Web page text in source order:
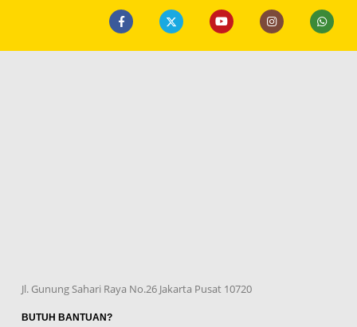
Jl. Gunung Sahari Raya No.26 Jakarta Pusat 10720
BUTUH BANTUAN?